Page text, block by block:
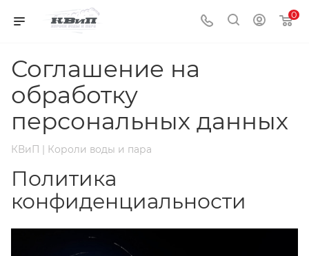
0
Соглашение на
обработку
персональных данных
КВиП | Короли воды и пара
Политика
конфиденциальности